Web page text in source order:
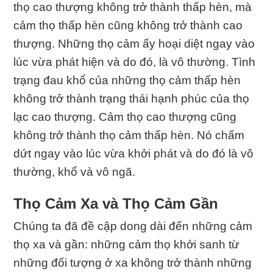
thọ cao thượng không trở thành thấp hèn, mà
cảm thọ thấp hèn cũng không trở thành cao
thượng. Những thọ cảm ấy hoại diệt ngay vào
lúc vừa phát hiện và do đó, là vô thường. Tình
trạng đau khổ của những thọ cảm thấp hèn
không trở thành trạng thái hạnh phúc của thọ
lạc cao thượng. Cảm thọ cao thượng cũng
không trở thành thọ cảm thấp hèn. Nó chấm
dứt ngay vào lúc vừa khởi phát và do đó là vô
thường, khổ và vô ngã.
Thọ Cảm Xa và Thọ Cảm Gần
Chúng ta đã đề cập dong dài đến những cảm
thọ xa và gần: những cảm thọ khởi sanh từ
những đối tượng ở xa không trở thành những